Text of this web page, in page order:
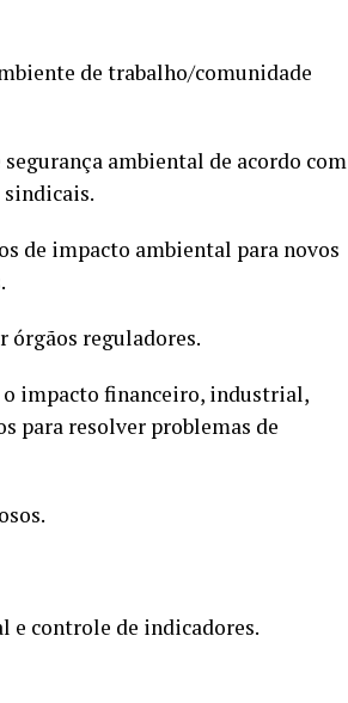
de trabalho/comunidade
ambiental de acordo com
de impacto ambiental para novos
órgãos reguladores.
impacto financeiro, industrial,
para resolver problemas de
e controle de indicadores.